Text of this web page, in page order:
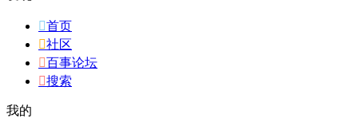
首页
社区
百事论坛
搜索
我的